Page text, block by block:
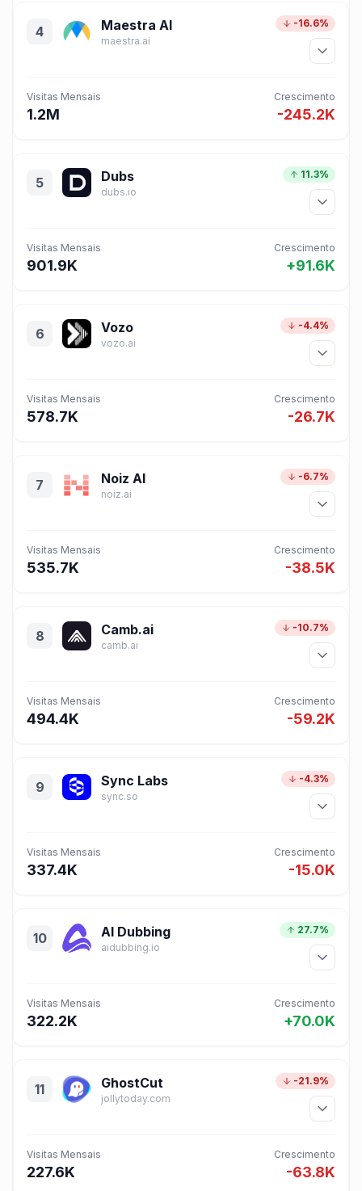
4 Maestra AI
maestra.ai
-16.6%
Visitas Mensais
1.2M
Crescimento
-245.2K
5 Dubs
dubs.io
11.3%
Visitas Mensais
901.9K
Crescimento
+91.6K
6 Vozo
vozo.ai
-4.4%
Visitas Mensais
578.7K
Crescimento
-26.7K
7 Noiz AI
noiz.ai
-6.7%
Visitas Mensais
535.7K
Crescimento
-38.5K
8 Camb.ai
camb.ai
-10.7%
Visitas Mensais
494.4K
Crescimento
-59.2K
9 Sync Labs
sync.so
-4.3%
Visitas Mensais
337.4K
Crescimento
-15.0K
10 AI Dubbing
aidubbing.io
27.7%
Visitas Mensais
322.2K
Crescimento
+70.0K
11 GhostCut
jollytoday.com
-21.9%
Visitas Mensais
227.6K
Crescimento
-63.8K